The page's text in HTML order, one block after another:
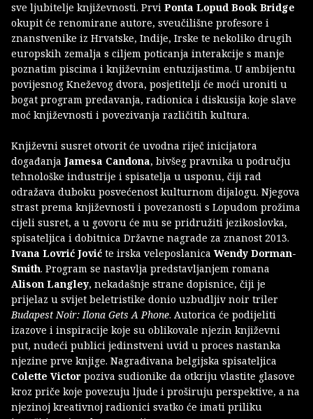
sve ljubitelje književnosti. Prvi Ponta Lopud Book Bridge
okupit će renomirane autore, sveučilišne profesore i
znanstvenike iz Hrvatske, Indije, Irske te nekoliko drugih
europskih zemalja s ciljem poticanja interakcije s manje
poznatim piscima i književnim entuzijastima. U ambijentu
povijesnog Kneževog dvora, posjetitelji će moći uroniti u
bogat program predavanja, radionica i diskusija koje slave
moć književnosti i povezivanja različitih kultura.
Književni susret otvorit će uvodna riječ inicijatora
događanja Jamesa Candona, bivšeg pravnika u području
tehnološke industrije i spisatelja u usponu, čiji rad
odražava duboku posvećenost kulturnom dijalogu. Njegova
strast prema književnosti i povezanosti s Lopudom prožima
cijeli susret, a u govoru će mu se pridružiti jezikoslovka,
spisateljica i dobitnica Državne nagrade za znanost 2013.
Ivana Lovrić Jović te irska veleposlanica Wendy Dorman-
Smith. Program se nastavlja predstavljanjem romana
Alison Langley, nekadašnje strane dopisnice, čiji je
prijelaz u svijet beletristike donio uzbudljiv noir triler
Budapest Noir: Ilona Gets A Phone. Autorica će podijeliti
izazove i inspiracije koje su oblikovale njezin književni
put, nudeći publici jedinstveni uvid u proces nastanka
njezine prve knjige. Nagrađivana belgijska spisateljica
Colette Victor poziva sudionike da otkriju vlastite glasove
kroz priče koje povezuju ljude i proširuju perspektive, a na
njezinoj kreativnoj radionici svatko će imati priliku